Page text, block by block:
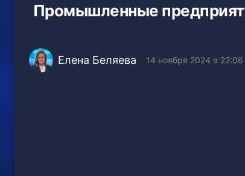
Промышленные
Елена Беляева 14 ноября 2024 в 22:06